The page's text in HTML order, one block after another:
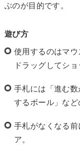
ぶのが目的です。
遊び方
使用するのはマ
ドラッグしてショ
手札には「進む
するボール」など
手札がなくなる
ア。